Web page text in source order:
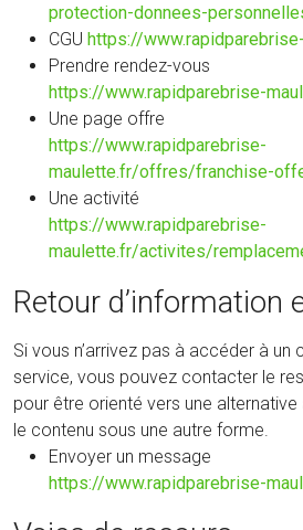
protection-donnees-
CGU https://
Prendre rendez-vous
https://www.rapidparebrise-
Une page offre
https://www.rapidparebrise-
maulette.fr/offres/franchise-
Une activité
https://www.rapidparebrise-
maulette.fr/activites/
Retour d’information
Si vous n’arrivez pas à accéder à un
service, vous pouvez contacter le
pour être orienté vers une
le contenu sous une autre forme.
Envoyer un message
https://www.rapidparebrise-